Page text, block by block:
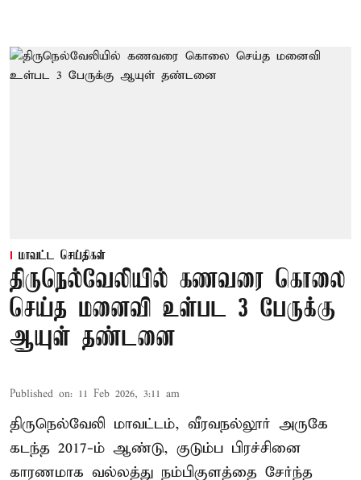
மாவட்ட செய்திகள்
திருநெல்வேலியில் கணவரை கொலை
செய்த மனைவி உள்பட 3 பேருக்கு
ஆயுள் தண்டனை
Published on: 11 Feb 2026, 3:11 am
திருநெல்வேலி மாவட்டம், வீரவநல்லூர் அருகே
கடந்த 2017-ம் ஆண்டு, குடும்ப பிரச்சினை
காரணமாக வல்லத்து நம்பிகுளத்தை சேர்ந்த